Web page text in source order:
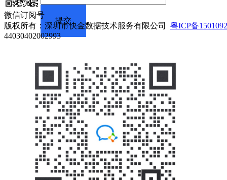
微信订阅号
版权所有：深圳市快金数据技术服务有限公司 粤ICP备
44030402002993